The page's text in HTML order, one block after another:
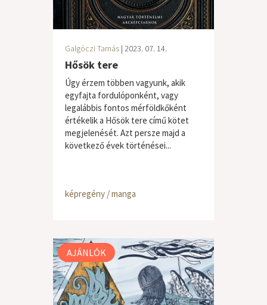
Galgóczi Tamás | 2023. 07. 14.
Hősök tere
Úgy érzem többen vagyunk, akik
egyfajta fordulóponként, vagy
legalábbis fontos mérföldkőként
értékelik a Hősök tere című kötet
megjelenését. Azt persze majd a
következő évek történései...
képregény / manga
AJÁNLÓK